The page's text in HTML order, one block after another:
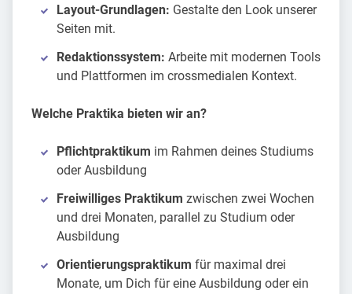
Layout-Grundlagen: Gestalte den Look unserer
Seiten mit.
Redaktionssystem: Arbeite mit modernen Tools
und Plattformen im crossmedialen Kontext.
Welche Praktika bieten wir an?
Pflichtpraktikum im Rahmen deines Studiums
oder Ausbildung
Freiwilliges Praktikum zwischen zwei Wochen
und drei Monaten, parallel zu Studium oder
Ausbildung
Orientierungspraktikum für maximal drei
Monate, um Dich für eine Ausbildung oder ein